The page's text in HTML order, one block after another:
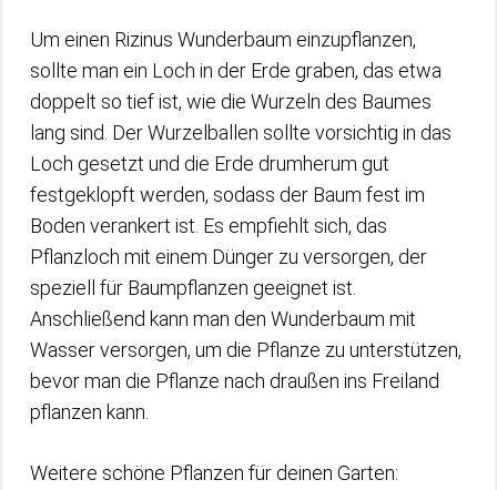
Um einen Rizinus Wunderbaum einzupflanzen,
sollte man ein Loch in der Erde graben, das etwa
doppelt so tief ist, wie die Wurzeln des Baumes
lang sind. Der Wurzelballen sollte vorsichtig in das
Loch gesetzt und die Erde drumherum gut
festgeklopft werden, sodass der Baum fest im
Boden verankert ist. Es empfiehlt sich, das
Pflanzloch mit einem Dünger zu versorgen, der
speziell für Baumpflanzen geeignet ist.
Anschließend kann man den Wunderbaum mit
Wasser versorgen, um die Pflanze zu unterstützen,
bevor man die Pflanze nach draußen ins Freiland
pflanzen kann.
Weitere schöne Pflanzen für deinen Garten: